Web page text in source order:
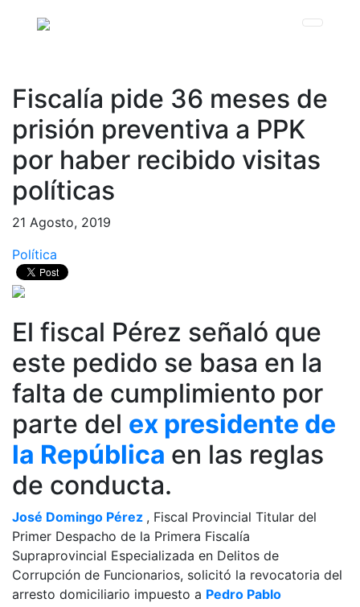
Fiscalía pide 36 meses de
prisión preventiva a PPK
por haber recibido visitas
políticas
21 Agosto, 2019
Política
El fiscal Pérez señaló que
este pedido se basa en la
falta de cumplimiento por
parte del ex presidente de
la República en las reglas
de conducta.
José Domingo Pérez , Fiscal Provincial Titular del
Primer Despacho de la Primera Fiscalía
Supraprovincial Especializada en Delitos de
Corrupción de Funcionarios, solicitó la revocatoria del
arresto domiciliario impuesto a Pedro Pablo